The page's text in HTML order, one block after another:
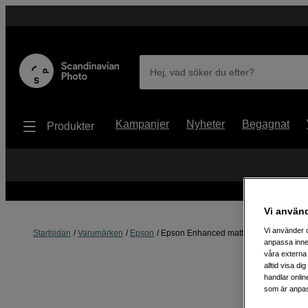
Hej, vad söker du efter?
Produkter Kampanjer Nyheter Begagnat
Startsidan Varumärken Epson Epson Enhanced matte paper Rulle
Vi
Vi använder
anpassa
våra externa
alltid visa
handlar
som är